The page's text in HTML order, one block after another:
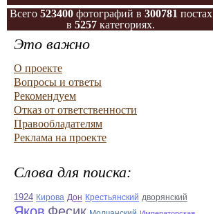
Всего 523400фотографий в 300781 постах
в 5257 категориях.
Это важно
О проекте
Вопросы и ответы
Рекомендуем
Отказ от ответственности
Правообладателям
Реклама на проекте
Слова для поиска:
1924 Кирова Дон Крестьянский дворянский